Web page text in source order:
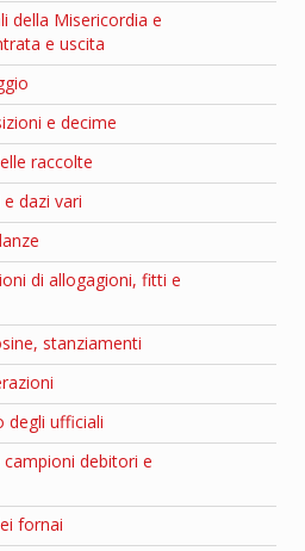
della Misericordia e
e uscita
e decime
raccolte
e dazi vari
di allogagioni, fitti e
stanziamenti
degli ufficiali
campioni debitori e
fornai